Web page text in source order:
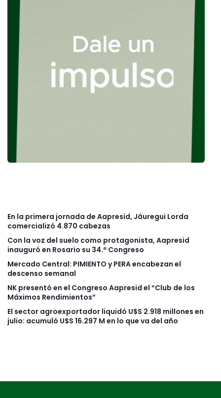
En la primera jornada de Aapresid, Jáuregui Lorda
comercializó 4.870 cabezas
Con la voz del suelo como protagonista, Aapresid
inauguró en Rosario su 34.º Congreso
Mercado Central: PIMIENTO y PERA encabezan el
descenso semanal
NK presentó en el Congreso Aapresid el “Club de los
Máximos Rendimientos”
El sector agroexportador liquidó U$S 2.918 millones en
julio: acumuló U$S 16.297 M en lo que va del año